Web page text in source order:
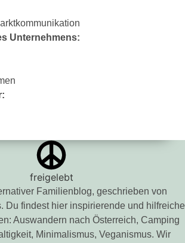
Unternehmens:
freigelebt
Familienblog, geschrieben von
Du findest hier inspirierende und hilfreiche
Auswandern nach Österreich, Camping
Minimalismus, Veganismus. Wir